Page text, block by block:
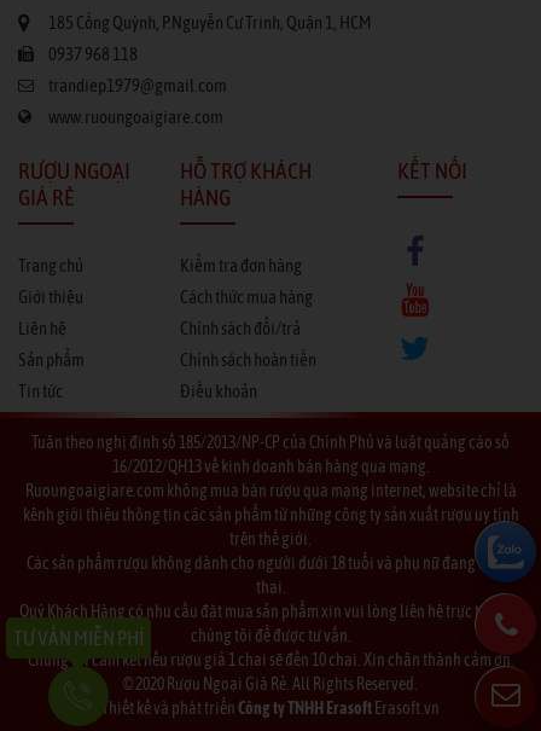
185 Cống Quỳnh, P.Nguyễn Cư Trinh, Quận 1, HCM
0937 968 118
trandiep1979@gmail.com
www.ruoungoaigiare.com
RƯỢU NGOẠI
GIÁ RẺ
Trang chủ
Giới thiệu
Liên hệ
Sản phẩm
Tin tức
HỖ TRỢ KHÁCH
HÀNG
Kiểm tra đơn hàng
Cách thức mua hàng
Chính sách đổi/trả
Chính sách hoàn tiền
Điều khoản
KẾT NỐI
Tuân theo nghị định số 185/2013/NP-CP của Chính Phủ và luật quảng cáo số
16/2012/QH13 về kinh doanh bán hàng qua mạng.
Ruoungoaigiare.com không mua bán rượu qua mạng internet, website chỉ là
kênh giới thiệu thông tin các sản phẩm từ những công ty sản xuất rượu uy tính
trên thế giới.
Các sản phẩm rượu không dành cho người dưới 18 tuổi và phụ nữ đang mang
thai.
Quý Khách Hàng có nhu cầu đặt mua sản phẩm xin vui lòng liên hệ trực tiếp với
chúng tôi để được tư vấn.
Chúng tôi cam kết nếu rượu giả 1 chai sẽ đền 10 chai. Xin chân thành cảm ơn.
© 2020 Rượu Ngoại Giá Rẻ. All Rights Reserved.
Thiết kế và phát triển Công ty TNHH Erasoft Erasoft.vn
TƯ VẤN MIỄN PHÍ